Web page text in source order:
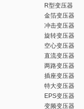
R型变压器
金箔变压器
冲击变压器
旋转变压器
空心变压器
直流变压器
两路变压器
插座变压器
特大变压器
EPS变压器
变频变压器